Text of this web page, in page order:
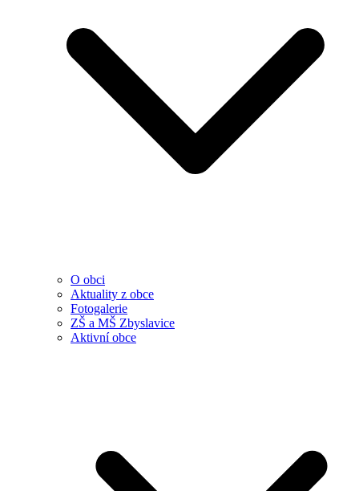
O obci
Aktuality z obce
Fotogalerie
ZŠ a MŠ Zbyslavice
Aktivní obce